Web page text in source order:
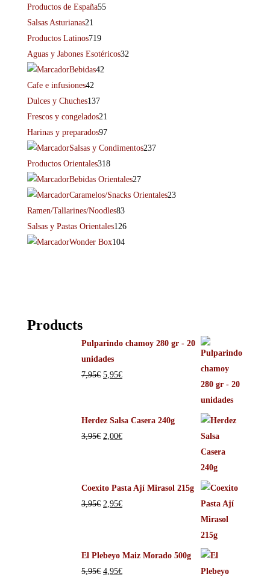
Productos de España55
Salsas Asturianas21
Productos Latinos719
Aguas y Jabones Esotéricos32
Bebidas42
Cafe e infusiones42
Dulces y Chuches137
Frescos y congelados21
Harinas y preparados97
Salsas y Condimentos237
Productos Orientales318
Bebidas Orientales27
Caramelos/Snacks Orientales23
Ramen/Tallarines/Noodles83
Salsas y Pastas Orientales126
Wonder Box104
Products
Pulparindo chamoy 280 gr - 20
unidades
7,95€ 5,95€
Herdez Salsa Casera 240g
3,95€ 2,00€
Coexito Pasta Ají Mirasol 215g
3,95€ 2,95€
El Plebeyo Maiz Morado 500g
5,95€ 4,95€